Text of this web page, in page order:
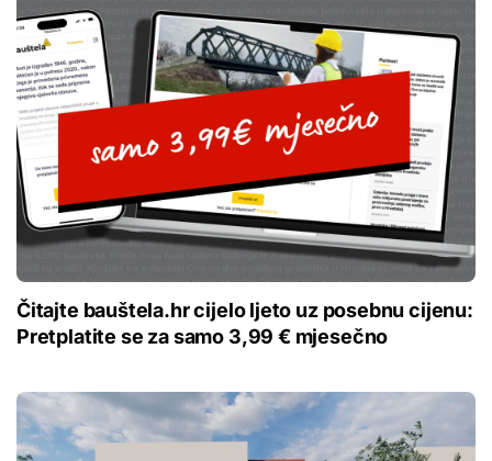
Čitajte bauštela.hr cijelo ljeto uz posebnu cijenu:
Pretplatite se za samo 3,99 € mjesečno